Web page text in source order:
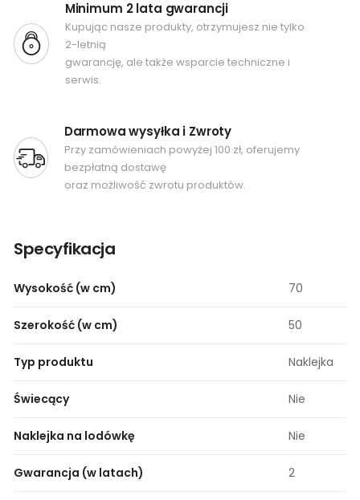
Minimum 2 lata gwarancji
Kupując nasze produkty, otrzymujesz nie tylko
2-letnią
gwarancję, ale także wsparcie techniczne i
serwis.
Darmowa wysyłka i Zwroty
Przy zamówieniach powyżej 100 zł, oferujemy
bezpłatną dostawę
oraz możliwość zwrotu produktów.
Specyfikacja
Wysokość (w cm) 70
Szerokość (w cm) 50
Typ produktu Naklejka
Świecący Nie
Naklejka na lodówkę Nie
Gwarancja (w latach) 2